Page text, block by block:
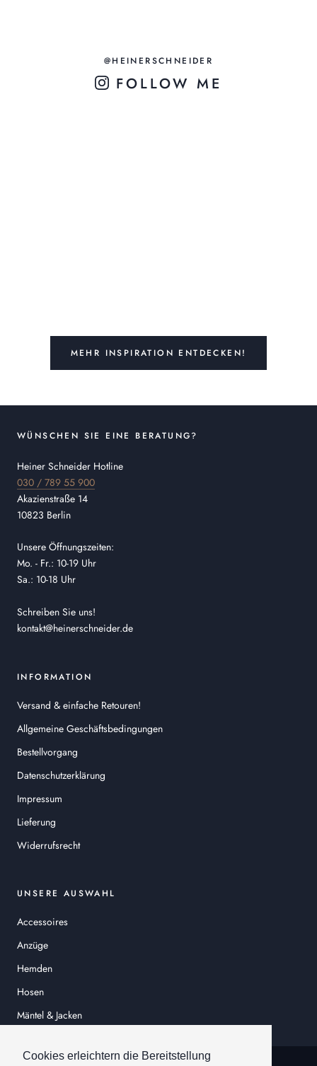
Cookies erleichtern die Bereitstellung
@HEINERSCHNEIDER
FOLLOW ME
MEHR INSPIRATION ENTDECKEN!
WÜNSCHEN SIE EINE BERATUNG?
Heiner Schneider Hotline
030 / 789 55 900
Akazienstraße 14
10823 Berlin
Unsere Öffnungszeiten:
Mo. - Fr.: 10-19 Uhr
Sa.: 10-18 Uhr
Schreiben Sie uns!
kontakt@heinerschneider.de
INFORMATION
Versand & einfache Retouren!
Allgemeine Geschäftsbedingungen
Bestellvorgang
Datenschutzerklärung
Impressum
Lieferung
Widerrufsrecht
UNSERE AUSWAHL
Accessoires
Anzüge
Hemden
Hosen
Mäntel & Jacken